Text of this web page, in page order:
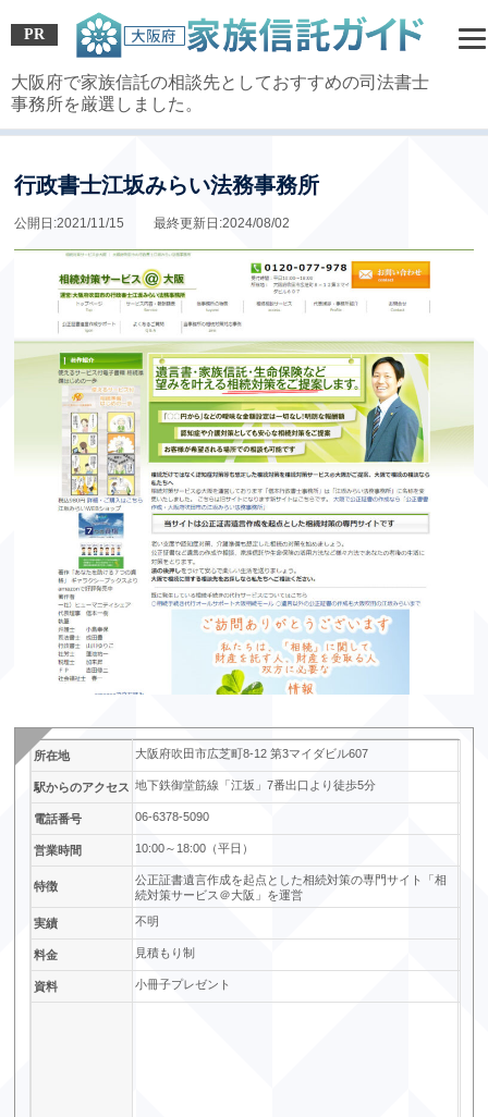
PR
大阪府で家族信託の相談先としておすすめの司法書士
事務所を厳選しました。
その他司法書士事務所
行政書士江坂みらい法務事務所
公開日:2021/11/15 最終更新日:2024/08/02
所在地 大阪府吹田市広芝町8-12 第3マイダビル607
駅からのアクセス 地下鉄御堂筋線「江坂」7番出口より徒歩5分
電話番号 06-6378-5090
営業時間 10:00～18:00（平日）
特徴
公正証書遺言作成を起点とした相続対策の専門サイト「相
続対策サービス＠大阪」を運営
実績 不明
料金 見積もり制
資料 小冊子プレゼント